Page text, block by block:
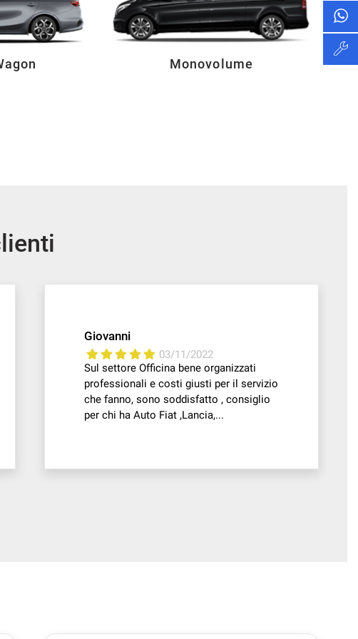
Monovolume
Giovanni
03/11/2022
Sul settore Officina bene organizzati
professionali e costi giusti per il servizio
che fanno, sono soddisfatto , consiglio
per chi ha Auto Fiat ,Lancia,...